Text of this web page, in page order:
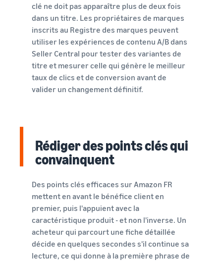
clé ne doit pas apparaître plus de deux fois
dans un titre. Les propriétaires de marques
inscrits au Registre des marques peuvent
utiliser les expériences de contenu A/B dans
Seller Central pour tester des variantes de
titre et mesurer celle qui génère le meilleur
taux de clics et de conversion avant de
valider un changement définitif.
Rédiger des points clés qui
convainquent
Des points clés efficaces sur Amazon FR
mettent en avant le bénéfice client en
premier, puis l'appuient avec la
caractéristique produit - et non l'inverse. Un
acheteur qui parcourt une fiche détaillée
décide en quelques secondes s'il continue sa
lecture, ce qui donne à la première phrase de